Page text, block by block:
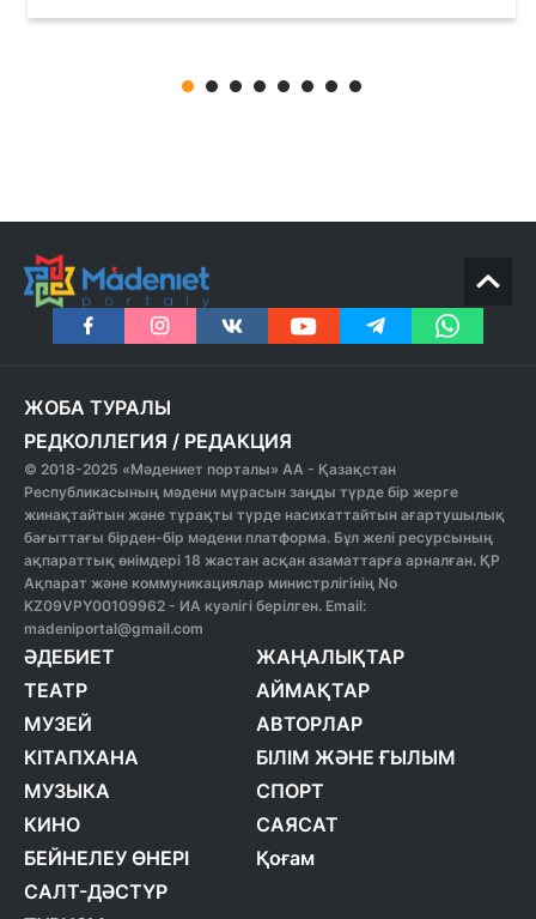
ЖОБА ТУРАЛЫ
РЕДКОЛЛЕГИЯ / РЕДАКЦИЯ
© 2018-2025 «Мәдениет порталы» АА - Қазақстан
Республикасының мәдени мұрасын заңды түрде бір жерге
жинақтайтын және тұрақты түрде насихаттайтын ағартушылық
бағыттағы бірден-бір мәдени платформа. Бұл желі ресурсының
ақпараттық өнімдері 18 жастан асқан азаматтарға арналған. ҚР
Ақпарат және коммуникациялар министрлігінің No
KZ09VPY00109962 - ИА куәлігі берілген. Email:
madeniportal@gmail.com
ӘДЕБИЕТ
ТЕАТР
МУЗЕЙ
КІТАПХАНА
МУЗЫКА
КИНО
БЕЙНЕЛЕУ ӨНЕРІ
САЛТ-ДӘСТҮР
ЖАҢАЛЫҚТАР
АЙМАҚТАР
АВТОРЛАР
БІЛІМ ЖӘНЕ ҒЫЛЫМ
СПОРТ
САЯСАТ
Қоғам